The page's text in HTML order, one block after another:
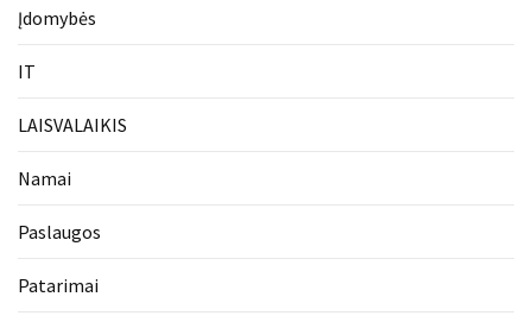
Įdomybės
IT
LAISVALAIKIS
Namai
Paslaugos
Patarimai